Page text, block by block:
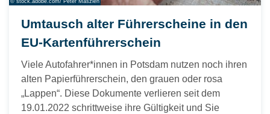
© stock.adobe.com/ Peter Maszlen
Umtausch alter Führerscheine in den
EU-Kartenführerschein
Viele Autofahrer*innen in Potsdam nutzen noch ihren
alten Papierführerschein, den grauen oder rosa
„Lappen“. Diese Dokumente verlieren seit dem
19.01.2022 schrittweise ihre Gültigkeit und Sie